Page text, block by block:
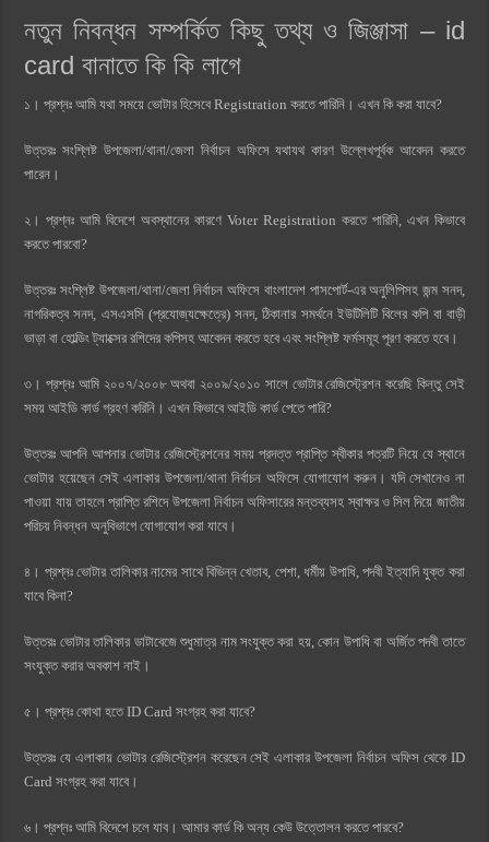
নতুন নিবন্ধন সম্পর্কিত কিছু তথ্য ও জিঞ্জাসা – id
card বানাতে কি কি লাগে
১। প্রশ্নঃ আমি যথা সময়ে ভোটার হিসেবে Registration করতে পারিনি। এখন কি করা যাবে?
উত্তরঃ সংশ্লিষ্ট উপজেলা/থানা/জেলা নির্বাচন অফিসে যথাযথ কারণ উল্লেখপূর্বক আবেদন করতে
পারেন।
২। প্রশ্নঃ আমি বিদেশে অবস্থানের কারণে Voter Registration করতে পারিনি, এখন কিভাবে
করতে পারবো?
উত্তরঃ সংশ্লিষ্ট উপজেলা/থানা/জেলা নির্বাচন অফিসে বাংলাদেশ পাসপোর্ট-এর অনুলিপিসহ জন্ম সনদ,
নাগরিকত্ব সনদ, এসএসসি (প্রযোজ্যক্ষেত্রে) সনদ, ঠিকানার সমর্থনে ইউটিলিটি বিলের কপি বা বাড়ী
ভাড়া বা হোল্ডিং ট্যাক্সের রশিদের কপিসহ আবেদন করতে হবে এবং সংশ্লিষ্ট ফর্মসমূহ পূরণ করতে হবে।
৩। প্রশ্নঃ আমি ২০০৭/২০০৮ অথবা ২০০৯/২০১০ সালে ভোটার রেজিস্ট্রেশন করেছি কিন্তু সেই
সময় আইডি কার্ড গ্রহণ করিনি। এখন কিভাবে আইডি কার্ড পেতে পারি?
উত্তরঃ আপনি আপনার ভোটার রেজিস্ট্রেশনের সময় প্রদত্ত প্রাপ্তি স্বীকার পত্রটি নিয়ে যে স্থানে
ভোটার হয়েছেন সেই এলাকার উপজেলা/থানা নির্বাচন অফিসে যোগাযোগ করুন। যদি সেখানেও না
পাওয়া যায় তাহলে প্রাপ্তি রশিদে উপজেলা নির্বাচন অফিসারের মন্তব্যসহ স্বাক্ষর ও সিল দিয়ে জাতীয়
পরিচয় নিবন্ধন অনুবিভাগে যোগাযোগ করা যাবে।
৪। প্রশ্নঃ ভোটার তালিকার নামের সাথে বিভিন্ন খেতাব, পেশা, ধর্মীয় উপাধি, পদবী ইত্যাদি যুক্ত করা
যাবে কিনা?
উত্তরঃ ভোটার তালিকার ডাটাবেজে শুধুমাত্র নাম সংযুক্ত করা হয়, কোন উপাধি বা অর্জিত পদবী তাতে
সংযুক্ত করার অবকাশ নাই।
৫। প্রশ্নঃ কোথা হতে ID Card সংগ্রহ করা যাবে?
উত্তরঃ যে এলাকায় ভোটার রেজিস্ট্রেশন করেছেন সেই এলাকার উপজেলা নির্বাচন অফিস থেকে ID
Card সংগ্রহ করা যাবে।
৬। প্রশ্নঃ আমি বিদেশে চলে যাব। আমার কার্ড কি অন্য কেউ উত্তোলন করতে পারবে?